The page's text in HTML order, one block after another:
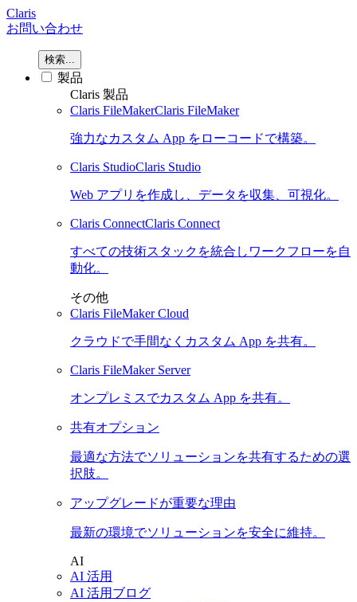
Claris
お問い合わせ
検索...
製品
Claris 製品
Claris FileMakerClaris FileMaker
強力なカスタム App をローコードで構築。
Claris StudioClaris Studio
Web アプリを作成し、データを収集、可視化。
Claris ConnectClaris Connect
すべての技術スタックを統合しワークフローを自
動化。
その他
Claris FileMaker Cloud
クラウドで手間なくカスタム App を共有。
Claris FileMaker Server
オンプレミスでカスタム App を共有。
共有オプション
最適な方法でソリューションを共有するための選
択肢。
アップグレードが重要な理由
最新の環境でソリューションを安全に維持。
AI
AI 活用
AI 活用ブログ